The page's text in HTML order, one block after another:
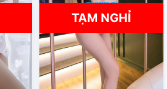
TẠM NGHỈ